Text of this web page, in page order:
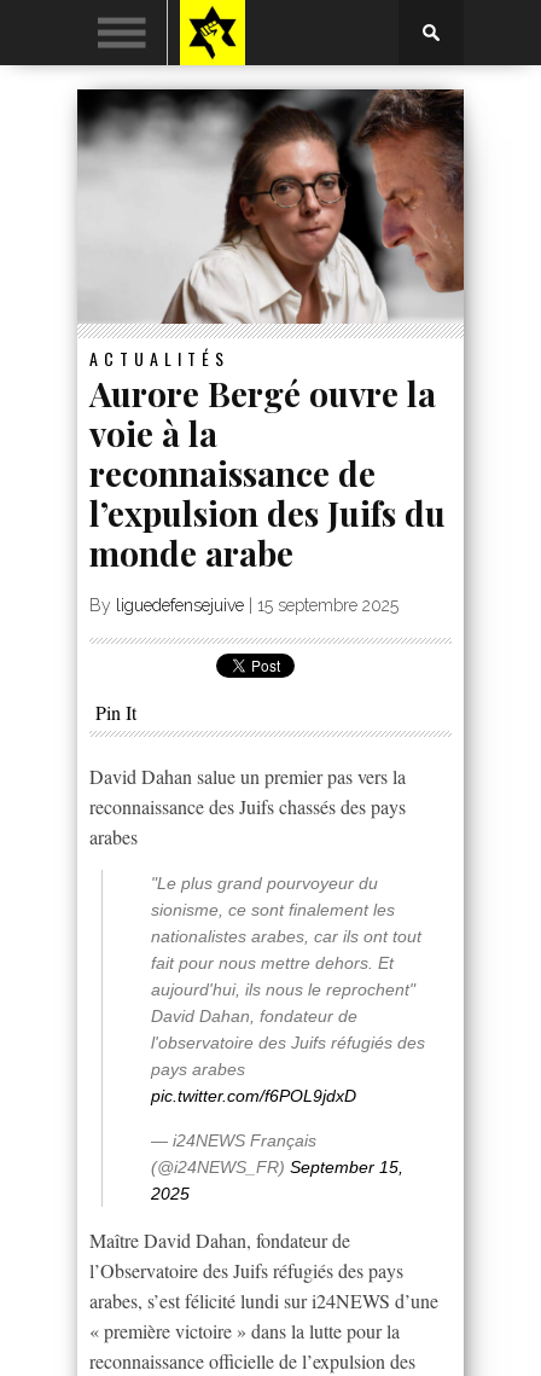
ACTUALITÉS
Aurore Bergé ouvre la
voie à la
reconnaissance de
l’expulsion des Juifs du
monde arabe
By liguedefensejuive 15 septembre 2025
Pin It
David Dahan salue un premier pas vers la
reconnaissance des Juifs chassés des pays
arabes
"Le plus grand pourvoyeur du
sionisme, ce sont finalement les
nationalistes arabes, car ils ont tout
fait pour nous mettre dehors. Et
aujourd'hui, ils nous le reprochent"
David Dahan, fondateur de
l'observatoire des Juifs réfugiés des
pays arabes
pic.twitter.com/f6POL9jdxD
— i24NEWS Français
(@i24NEWS_FR) September 15,
2025
Maître David Dahan, fondateur de
l’Observatoire des Juifs réfugiés des pays
arabes, s’est félicité lundi sur i24NEWS d’une
« première victoire » dans la lutte pour la
reconnaissance officielle de l’expulsion des